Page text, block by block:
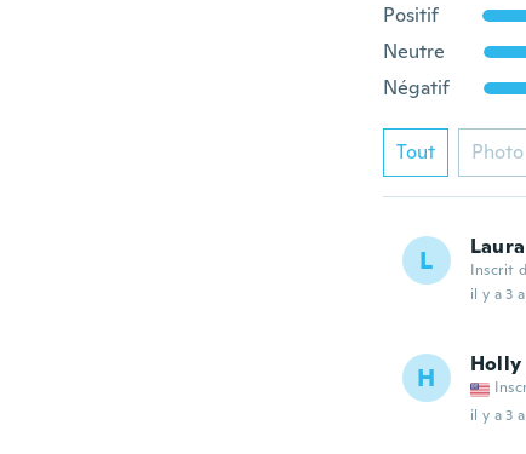
Positif
Neutre
Négatif
Tout Photo
L Laura
Inscrit
il y a 3
H Holly
il y a 3